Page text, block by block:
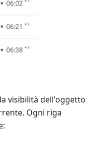
visibilità dell'oggetto
Ogni riga